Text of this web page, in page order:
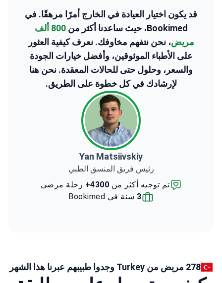
قد يكون اختيار العيادة في الخارج أمرًا مرهقًا. في
Bookimed، حيث ساعدنا أكثر من
800 ألف
مريض، نحن نتفهم مخاوفك. نعرف كيفية العثور
على الأطباء الموثوقين، وأفضل خيارات الجودة
والسعر، وحلول حتى للحالات المعقدة. نحن هنا
لإرشادك في كل خطوة على الطريق.
Yan Matsiivskiy
رئيس فريق المنسق الطبي
تم توجيه أكثر من 4300+
رحلة مرضى
3 سنة في Bookimed
278 مريض من Turkey وجدوا طبيبهم عبرنا هذا الشهر